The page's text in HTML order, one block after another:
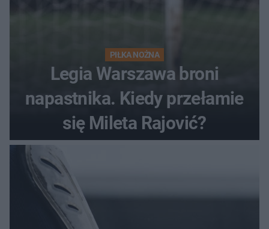
PIŁKA NOŻNA
Legia Warszawa broni
napastnika. Kiedy przełamie
się Mileta Rajović?